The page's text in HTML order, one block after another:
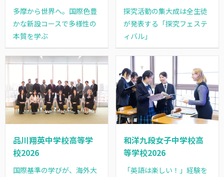
多摩から世界へ。国際色豊
かな新設コースで多様性の
本質を学ぶ
探究活動の集大成は全生徒
が発表する「探究フェステ
ィバル」
品川翔英中学校高等学
校2026
国際基準の学びが、海外大
和洋九段女子中学校高
等学校2026
「英語は楽しい！」経験を